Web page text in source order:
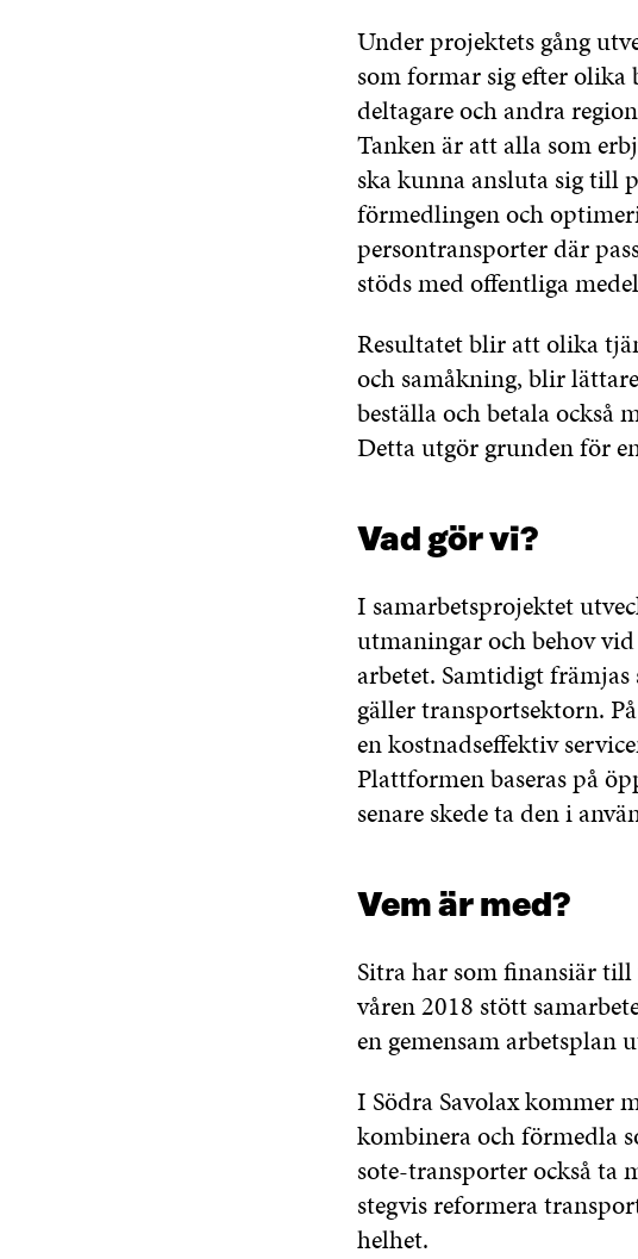
Under projektets gång
som formar sig efter olika
deltagare och andra
Tanken är att alla som
ska kunna ansluta sig till
förmedlingen och
persontransporter där
stöds med offentliga
Resultatet blir att olika
och samåkning, blir
beställa och betala också
Detta utgör grunden för
Vad gör vi?
I samarbetsprojektet
utmaningar och behov
arbetet. Samtidigt
gäller transportsektorn.
en kostnadseffektiv
Plattformen baseras på
senare skede ta den i
Vem är med?
Sitra har som finansiär
våren 2018 stött
en gemensam arbetsplan
I Södra Savolax kommer
kombinera och förmedla
sote-transporter också ta
stegvis reformera
helhet.